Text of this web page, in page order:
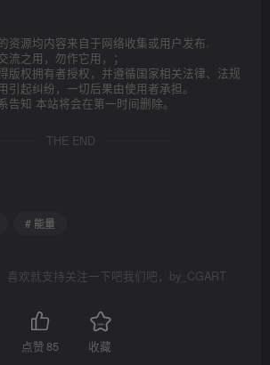
资源均内容来自于网络收集或用户发布.
流之用，勿作它用，；
版权拥有者授权，并遵循国家相关法律、法规
引起纠纷，一切后果由使用者承担。
告知 本站将会在第一时间删除。
THE END
# 能量
喜欢就支持关注一下吧我们吧，by_CGART
点赞85 收藏